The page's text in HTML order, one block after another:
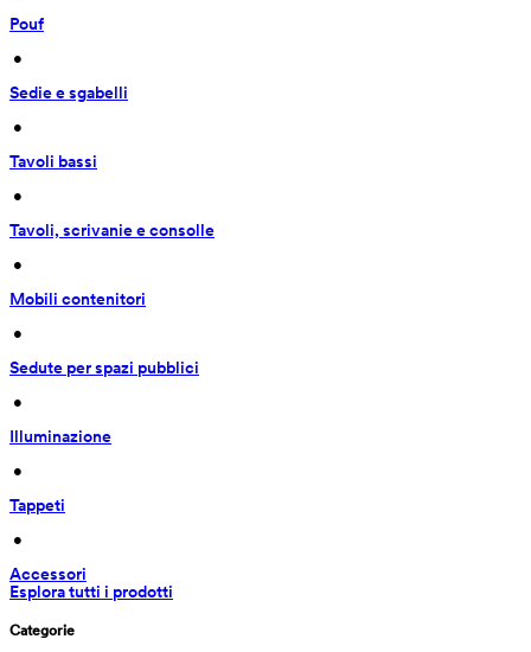
Pouf
•
Sedie e sgabelli
•
Tavoli bassi
•
Tavoli, scrivanie e consolle
•
Mobili contenitori
•
Sedute per spazi pubblici
•
Illuminazione
•
Tappeti
•
Accessori
Esplora tutti i prodotti
Categorie